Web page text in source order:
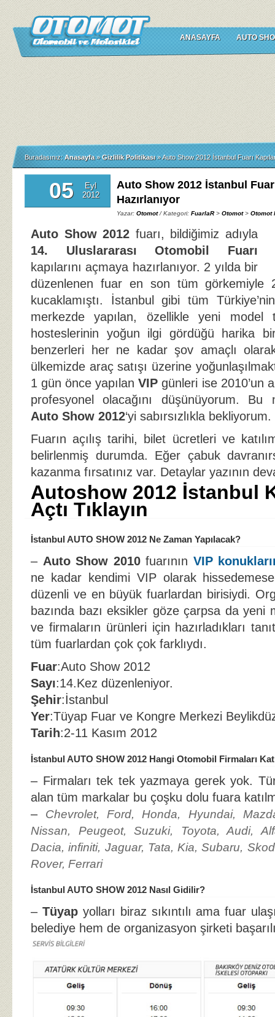
ANASAYFA AUTO
Buradasınız: Anasayfa » Gizlilik Politikası »Auto Show 2012 İstanbul Fuarı
05
Eyl
2012
Auto Show 2012 İstanbul
Hazırlanıyor
Yazar: Otomot/ Kategori: FuarlaR > Otomot> Otomot
Auto Show 2012 fuarı, bildiğimiz adıyla
14. Uluslararası Otomobil Fuarı
kapılarını açmaya hazırlanıyor. 2 yılda bir
düzenlenen fuar en son tüm görkemiyle
kucaklamıştı. İstanbul gibi tüm
merkezde yapılan, özellikle yeni model
hosteslerinin yoğun ilgi gördüğü harika
benzerleri her ne kadar şov amaçlı
ülkemizde araç satışı üzerine
1 gün önce yapılanVIP günleri ise 2010’un
profesyonel olacağını düşünüyorum. Bu
Auto Show 2012‘yi sabırsızlıkla bekliyorum.
Fuarın açılış tarihi, bilet ücretleri ve
belirlenmiş durumda. Eğer çabuk
kazanma fırsatınız var. Detaylar yazının
Autoshow 2012 İstanbul
Açtı Tıklayın
İstanbul AUTO SHOW 2012 Ne Zaman Yapılacak?
– Auto Show 2010fuarının VIP
ne kadar kendimi VIP olarak
düzenli ve en büyük fuarlardan birisiydi.
bazında bazı eksikler göze çarpsa da yeni
ve firmaların ürünleri için hazırladıkları
tüm fuarlardan çok çok farklıydı.
Fuar:Auto Show 2012
Sayı:14.Kez düzenleniyor.
Şehir:İstanbul
Yer:Tüyap Fuar ve Kongre Merkezi
Tarih:2-11 Kasım 2012
İstanbul AUTO SHOW 2012 Hangi Otomobil Firmaları
– Firmaları tek tek yazmaya gerek yok.
alan tüm markalar bu çoşku dolu fuara
– Chevrolet, Ford, Honda, Hyundai,
Nissan, Peugeot, Suzuki, Toyota, Audi,
Dacia, infiniti, Jaguar, Tata, Kia, Subaru,
Rover, Ferrari
İstanbul AUTO SHOW 2012 Nasıl Gidilir?
– Tüyap yolları biraz sıkıntılı ama fuar
belediye hem de organizasyon şirketi